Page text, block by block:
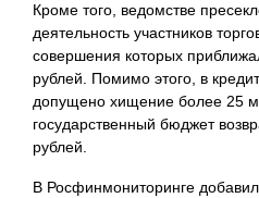
Кроме того, ведомстве
деятельность участников
совершения которых
рублей. Помимо этого, в
допущено хищение более 25
государственный бюджет
рублей.
В Росфинмониторинге